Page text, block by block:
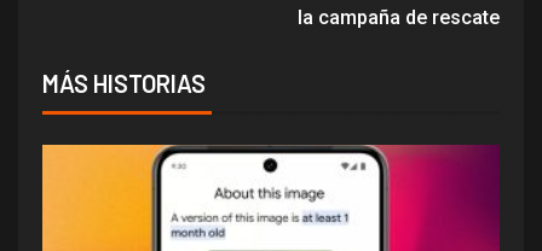
la campaña de rescate
MÁS HISTORIAS